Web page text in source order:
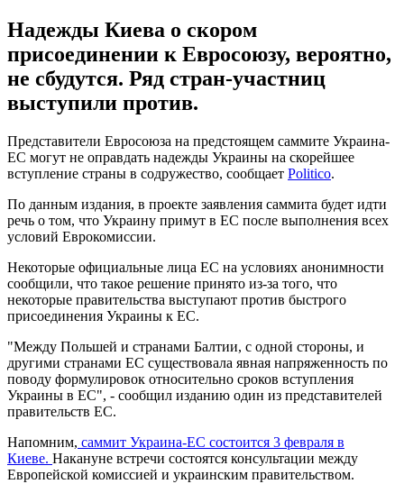
Надежды Киева о скором
присоединении к Евросоюзу, вероятно,
не сбудутся. Ряд стран-участниц
выступили против.
Представители Евросоюза на предстоящем саммите Украина-
ЕС могут не оправдать надежды Украины на скорейшее
вступление страны в содружество, сообщает Politico.
По данным издания, в проекте заявления саммита будет идти
речь о том, что Украину примут в ЕС после выполнения всех
условий Еврокомиссии.
Некоторые официальные лица ЕС на условиях анонимности
сообщили, что такое решение принято из-за того, что
некоторые правительства выступают против быстрого
присоединения Украины к ЕС.
"Между Польшей и странами Балтии, с одной стороны, и
другими странами ЕС существовала явная напряженность по
поводу формулировок относительно сроков вступления
Украины в ЕС", - сообщил изданию один из представителей
правительств ЕС.
Напомним, саммит Украина-ЕС состоится 3 февраля в
Киеве. Накануне встречи состоятся консультации между
Европейской комиссией и украинским правительством.